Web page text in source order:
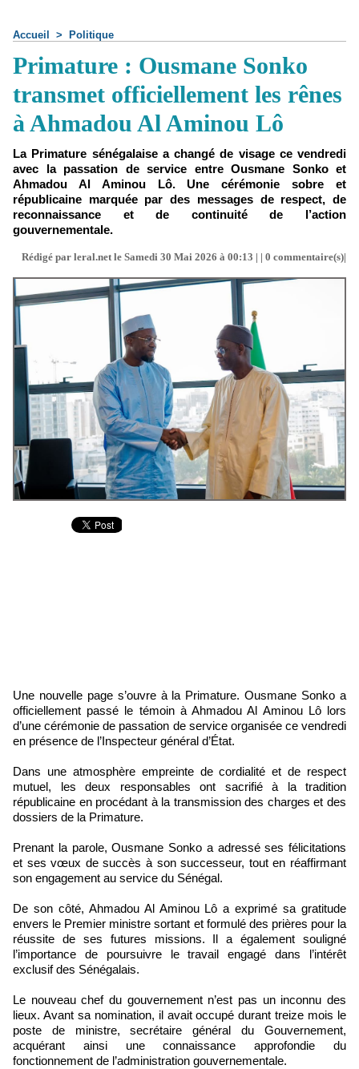
Accueil > Politique
Primature : Ousmane Sonko
transmet officiellement les rênes
à Ahmadou Al Aminou Lô
La Primature sénégalaise a changé de visage ce vendredi
avec la passation de service entre Ousmane Sonko et
Ahmadou Al Aminou Lô. Une cérémonie sobre et
républicaine marquée par des messages de respect, de
reconnaissance et de continuité de l’action
gouvernementale.
Rédigé par leral.net le Samedi 30 Mai 2026 à 00:13 | | 0 commentaire(s)|
Une nouvelle page s’ouvre à la Primature. Ousmane Sonko a
officiellement passé le témoin à Ahmadou Al Aminou Lô lors
d’une cérémonie de passation de service organisée ce vendredi
en présence de l’Inspecteur général d’État.
Dans une atmosphère empreinte de cordialité et de respect
mutuel, les deux responsables ont sacrifié à la tradition
républicaine en procédant à la transmission des charges et des
dossiers de la Primature.
Prenant la parole, Ousmane Sonko a adressé ses félicitations
et ses vœux de succès à son successeur, tout en réaffirmant
son engagement au service du Sénégal.
De son côté, Ahmadou Al Aminou Lô a exprimé sa gratitude
envers le Premier ministre sortant et formulé des prières pour la
réussite de ses futures missions. Il a également souligné
l’importance de poursuivre le travail engagé dans l’intérêt
exclusif des Sénégalais.
Le nouveau chef du gouvernement n’est pas un inconnu des
lieux. Avant sa nomination, il avait occupé durant treize mois le
poste de ministre, secrétaire général du Gouvernement,
acquérant ainsi une connaissance approfondie du
fonctionnement de l’administration gouvernementale.